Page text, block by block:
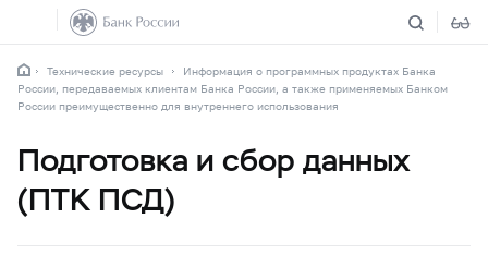
Технические ресурсы
Информация о программных продуктах Банка
России, передаваемых клиентам Банка России, а также применяемых Банком
России преимущественно для внутреннего использования
Подготовка и сбор данных
(ПТК ПСД)